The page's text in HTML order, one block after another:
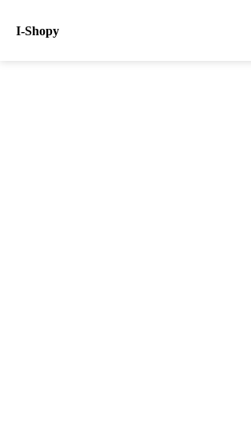
I-Shopy